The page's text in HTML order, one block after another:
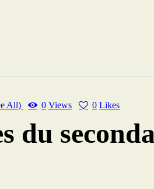
All) 0 Views 0 Likes
du